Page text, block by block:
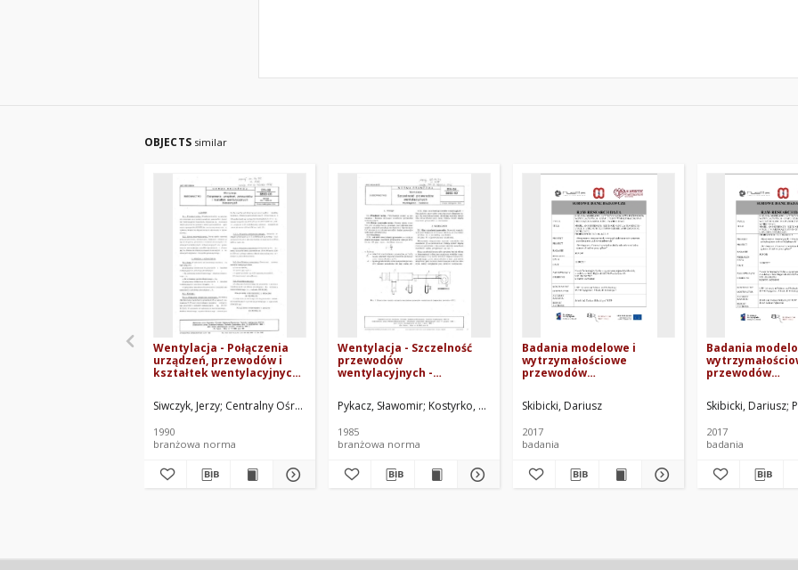
OBJECTS similar
Wentylacja - Połączenia
urządzeń, przewodów i
kształtek wentylacyjnych
Siwczyk, Jerzy Centralny Ośrodek Badawczo-Rozwojowy Techniki Instalacyjnej INSTAL. Oprac.
1990
branżowa norma
Wentylacja - Szczelność
przewodów
wentylacyjnych -
84/8865-40
Pykacz, Sławomir Kostyrko, Marek Centralny Ośrodek Badawczo-Rozwojowy Techniki
1985
branżowa norma
Badania modelowe i
wytrzymałościowe
przewodów
Testy wytrzymałości na
przeciążenia sejsmiczne i
Skibicki, Dariusz
2017
badania
Badania
przewodów
Badania
wytrzymałości
Skibicki, Dariusz
2017
badania